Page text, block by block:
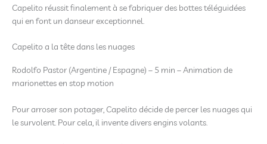
Capelito réussit finalement à se fabriquer des bottes téléguidées
qui en font un danseur exceptionnel.
Capelito a la tête dans les nuages
Rodolfo Pastor (Argentine / Espagne) – 5 min – Animation de
marionettes en stop motion
Pour arroser son potager, Capelito décide de percer les nuages qui
le survolent. Pour cela, il invente divers engins volants.